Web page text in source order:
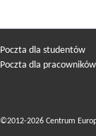
Poczta dla studentów
Poczta dla
©2012-2026 Centrum